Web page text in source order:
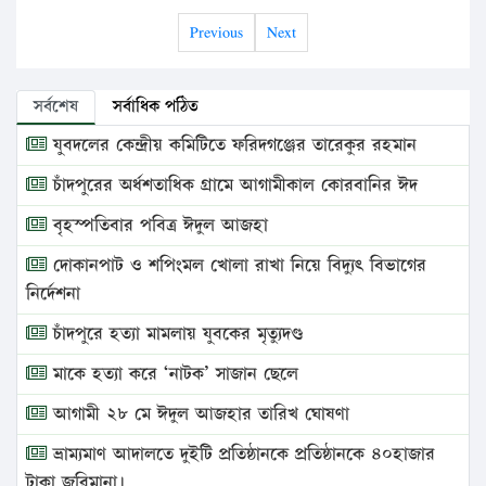
Previous Next
সর্বশেষ সর্বাধিক পঠিত
যুবদলের কেন্দ্রীয় কমিটিতে ফরিদগঞ্জের তারেকুর রহমান
চাঁদপুরের অর্ধশতাধিক গ্রামে আগামীকাল কোরবানির ঈদ
বৃহস্পতিবার পবিত্র ঈদুল আজহা
দোকানপাট ও শপিংমল খোলা রাখা নিয়ে বিদ্যুৎ বিভাগের
নির্দেশনা
চাঁদপুরে হত্যা মামলায় যুবকের মৃত্যুদণ্ড
মাকে হত্যা করে ‘নাটক’ সাজান ছেলে
আগামী ২৮ মে ঈদুল আজহার তারিখ ঘোষণা
ভ্রাম্যমাণ আদালতে দুইটি প্রতিষ্ঠানকে প্রতিষ্ঠানকে ৪০হাজার